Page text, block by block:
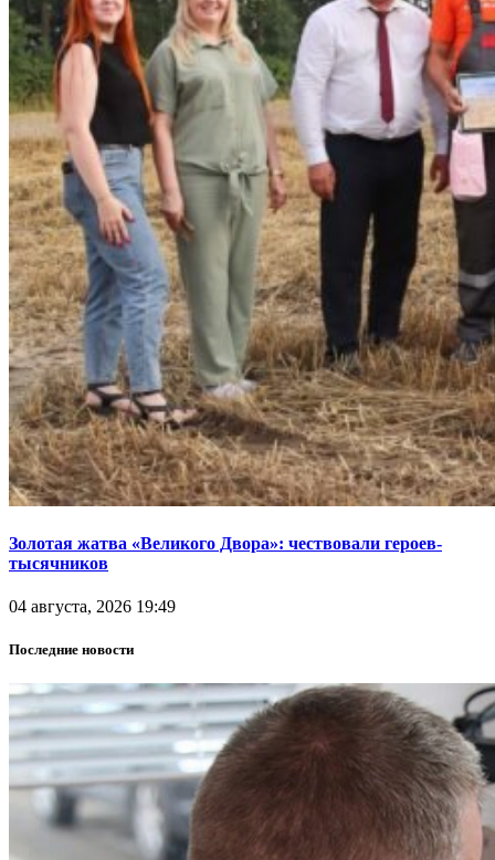
Золотая жатва «Великого Двора»: чествовали героев-
тысячников
04 августа, 2026 19:49
Последние новости